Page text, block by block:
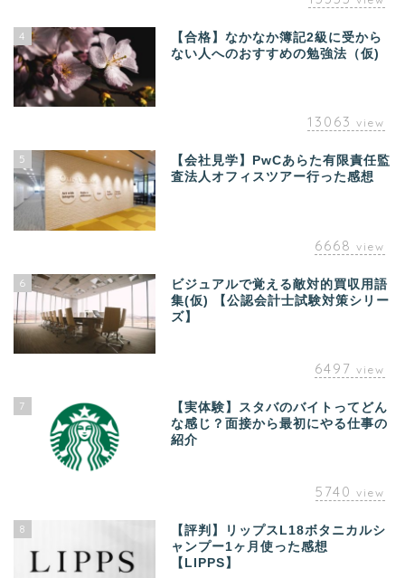
4
【合格】なかなか簿記2級に受から
ない人へのおすすめの勉強法（仮)
13063 view
5
【会社見学】PwCあらた有限責任監
査法人オフィスツアー行った感想
6668 view
6
ビジュアルで覚える敵対的買収用語
集(仮) 【公認会計士試験対策シリー
ズ】
6497 view
7
【実体験】スタバのバイトってどん
な感じ？面接から最初にやる仕事の
紹介
5740 view
8
【評判】リップスL18ボタニカルシ
ャンプー1ヶ月使った感想
【LIPPS】